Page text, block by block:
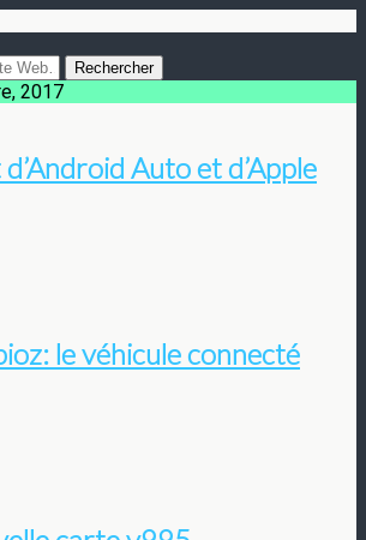
2017
Auto et d’Apple
le véhicule connecté